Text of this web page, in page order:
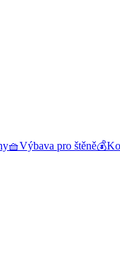
🧺Výbava pro štěně💰